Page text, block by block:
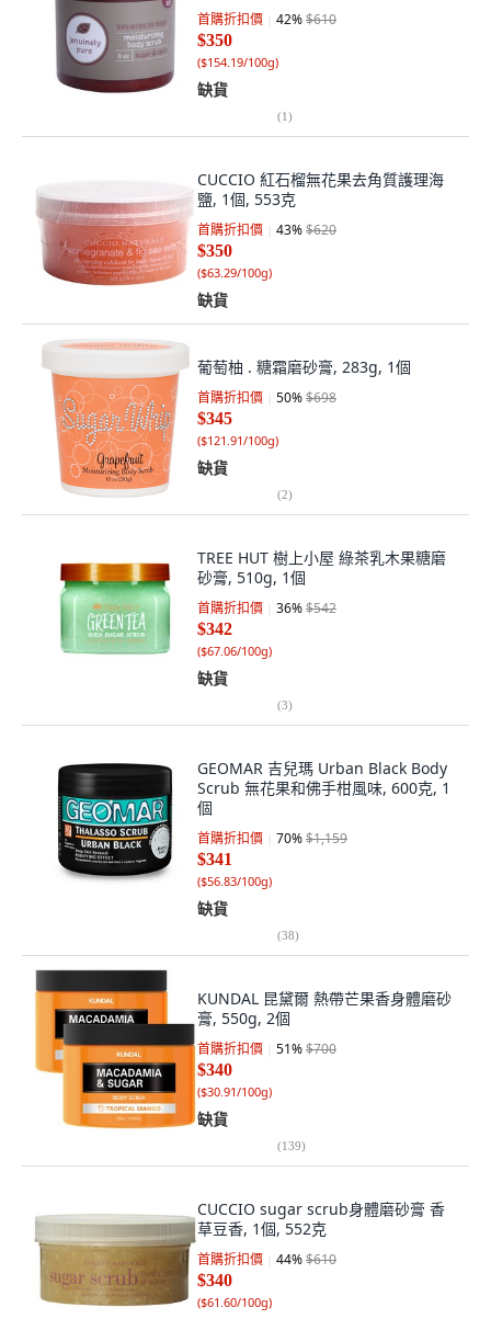
首購折扣價 42%$610
$350
($154.19/100g)
缺貨
(1)
CUCCIO 紅石榴無花果去角質護理海
鹽, 1個, 553克
首購折扣價 43%$620
$350
($63.29/100g)
缺貨
葡萄柚 . 糖霜磨砂膏, 283g, 1個
首購折扣價 50%$698
$345
($121.91/100g)
缺貨
(2)
TREE HUT 樹上小屋 綠茶乳木果糖磨
砂膏, 510g, 1個
首購折扣價 36%$542
$342
($67.06/100g)
缺貨
(3)
GEOMAR 吉兒瑪 Urban Black Body
Scrub 無花果和佛手柑風味, 600克, 1
個
首購折扣價 70%$1,159
$341
($56.83/100g)
缺貨
(38)
KUNDAL 昆黛爾 熱帶芒果香身體磨砂
膏, 550g, 2個
首購折扣價 51%$700
$340
($30.91/100g)
缺貨
(139)
CUCCIO sugar scrub身體磨砂膏 香
草豆香, 1個, 552克
首購折扣價 44%$610
$340
($61.60/100g)